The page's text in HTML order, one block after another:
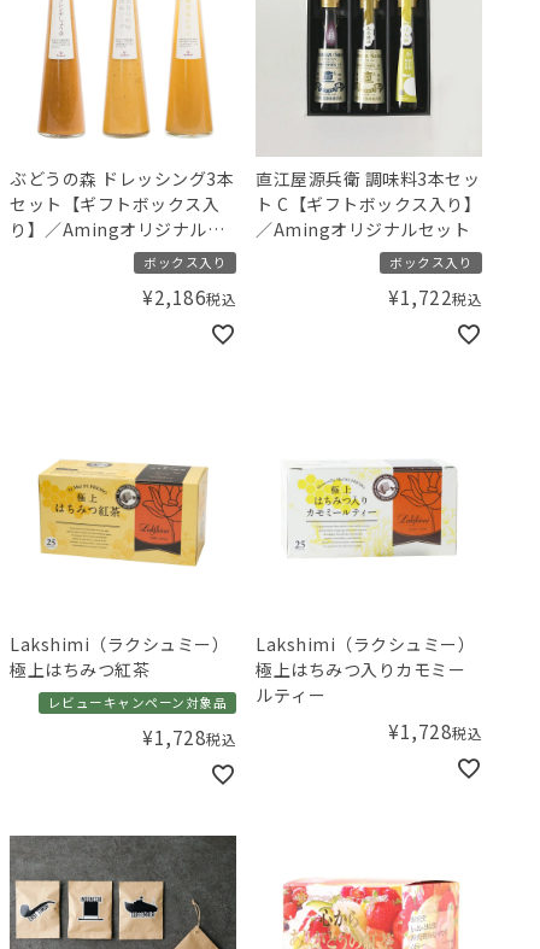
ぶどうの森 ドレッシング3本
セット【ギフトボックス入
り】／Amingオリジナルセ
ボックス入り
¥2,186税込
直江屋源兵衛 調味料3本セッ
ト C【ギフトボックス入り】
／Amingオリジナルセット
ボックス入り
¥1,722税込
Lakshimi（ラクシュミー）
極上はちみつ紅茶
レビューキャンペーン対象品
¥1,728税込
Lakshimi（ラクシュミー）
極上はちみつ入りカモミー
ルティー
¥1,728税込